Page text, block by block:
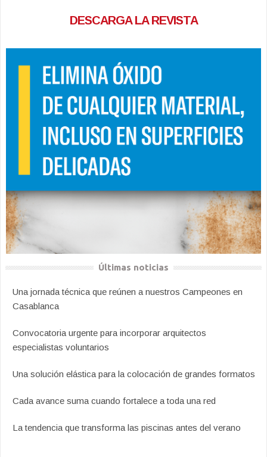
DESCARGA LA REVISTA
Últimas noticias
Una jornada técnica que reúnen a nuestros Campeones en
Casablanca
Convocatoria urgente para incorporar arquitectos
especialistas voluntarios
Una solución elástica para la colocación de grandes formatos
Cada avance suma cuando fortalece a toda una red
La tendencia que transforma las piscinas antes del verano